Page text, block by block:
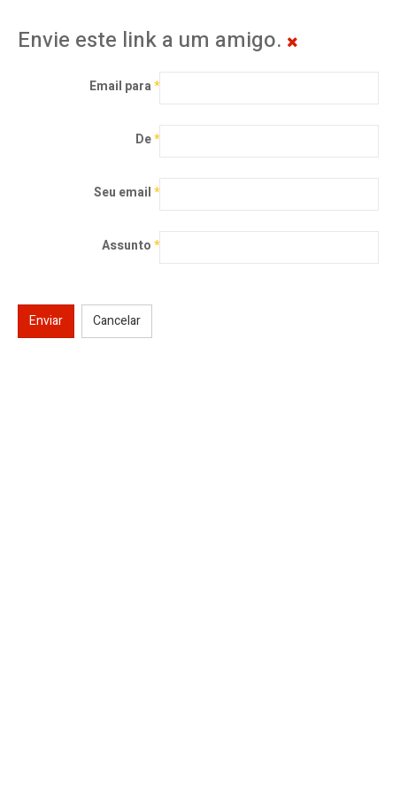
Envie este link a um amigo.
Email para*
De*
Seu email*
Assunto*
Enviar Cancelar